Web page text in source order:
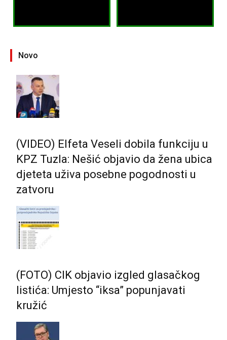
Novo
(VIDEO) Elfeta Veseli dobila funkciju u
KPZ Tuzla: Nešić objavio da žena ubica
djeteta uživa posebne pogodnosti u
zatvoru
(FOTO) CIK objavio izgled glasačkog
listića: Umjesto “iksa” popunjavati
kružić